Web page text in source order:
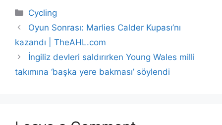
Categories
Cycling
Oyun Sonrası: Marlies Calder Kupası’nı
kazandı | TheAHL.com
İngiliz devleri saldırırken Young Wales milli
takımına ‘başka yere bakması’ söylendi